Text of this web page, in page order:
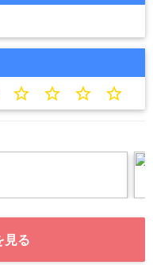
star_border star_border star_border star_border
見る